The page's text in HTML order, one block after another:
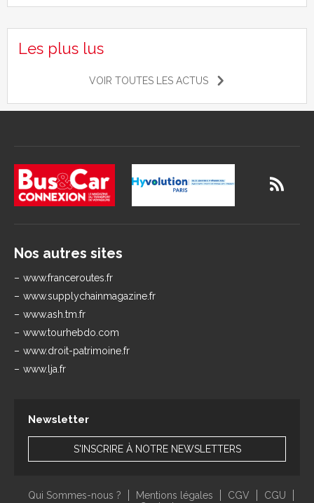
Les plus lus
VOIR TOUTES LES ACTUS
Nos autres sites
www.franceroutes.fr
www.supplychainmagazine.fr
www.ash.tm.fr
www.tourhebdo.com
www.droit-patrimoine.fr
www.lja.fr
Newsletter
S'INSCRIRE À NOTRE NEWSLETTERS
Qui Sommes-nous ? Mentions légales CGV
CGU